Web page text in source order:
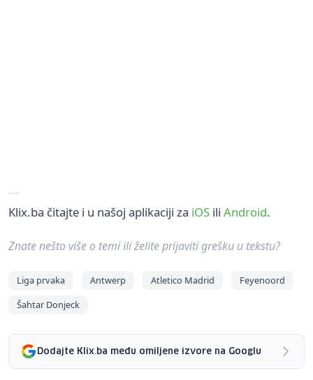
Klix.ba čitajte i u našoj aplikaciji za iOS ili Android.
Znate nešto više o temi ili želite prijaviti grešku u tekstu?
Liga prvaka Antwerp Atletico Madrid
Feyenoord
Šahtar Donjeck
Dodajte Klix.ba među omiljene izvore na Googlu